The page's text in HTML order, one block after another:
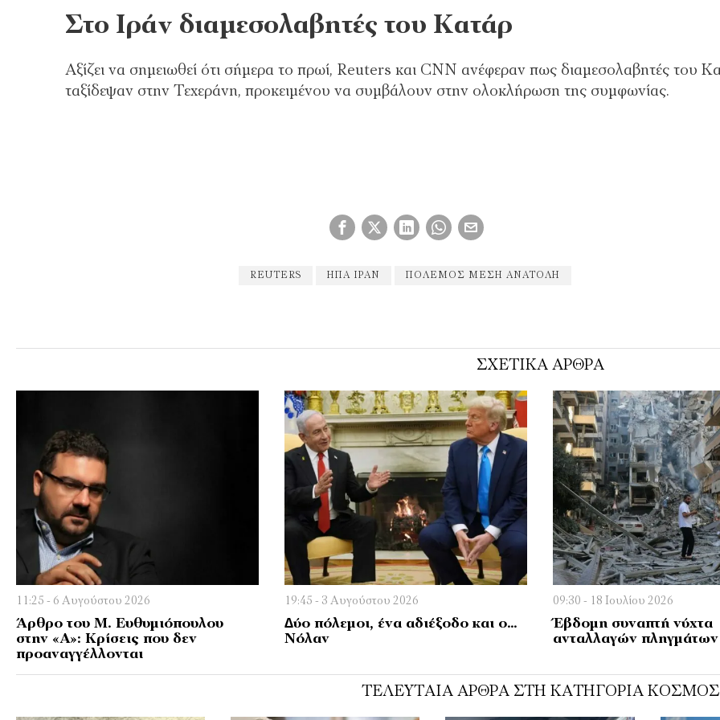
Στο Ιράν διαμεσολαβητές του Κατάρ
Αξίζει να σημειωθεί ότι σήμερα το πρωί, Reuters και CNN ανέφεραν πως διαμεσολαβητές του
ταξίδεψαν στην Τεχεράνη, προκειμένου να συμβάλουν στην ολοκλήρωση της συμφωνίας.
REUTERS ΗΠΑ ΙΡΆΝ ΠΌΛΕΜΟΣ ΜΈΣΗ ΑΝΑΤΟΛΉ
ΣΧΕΤΙΚΑ ΑΡΘΡΑ
11:25 - 6 Αυγούστου 2026
Άρθρο του Μ. Ευθυμιόπουλου
στην «Α»: Κρίσεις που δεν
προαναγγέλλονται
19:45 - 3 Αυγούστου 2026
∆ύο πόλεµοι, ένα αδιέξοδο και ο…
Νόλαν
09:30 - 18 Ιουλίου 2026
Έβδομη συναπτή νύχτα
ανταλλαγών
ΤΕΛΕΥΤΑΊΑ ΆΡΘΡΑ ΣΤΗ ΚΑΤΗΓΟΡΊΑ ΚΌΣΜΟΣ